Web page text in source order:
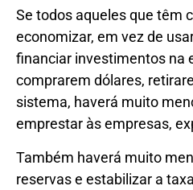
Se todos aqueles que têm
economizar, em vez de
financiar investimentos na
comprarem dólares,
sistema, haverá muito
emprestar às empresas,
Também haverá muito
reservas e estabilizar a